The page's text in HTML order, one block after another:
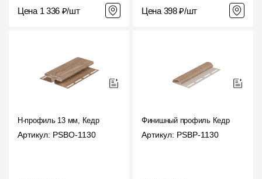
Цена 1 336 ₽/шт Цена 398 ₽/шт
H-профиль 13 мм, Кедр
Артикул: PSBO-1130
Финишный профиль Кедр
Артикул: PSBP-1130